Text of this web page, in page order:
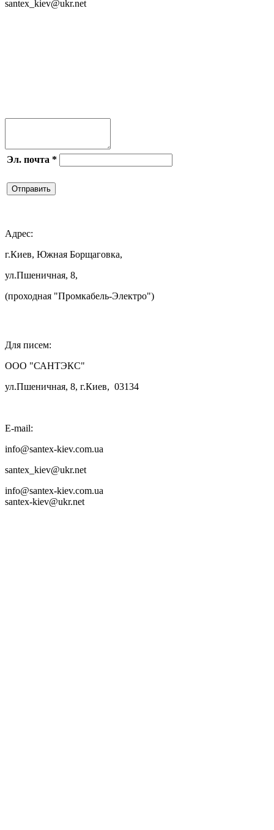
santex_kiev@ukr.net
Эл. почта *
Отправить
Адрес:
г.Киев, Южная Борщаговка,
ул.Пшеничная, 8,
(проходная "Промкабель-Электро")
Для писем:
ООО "САНТЭКС"
ул.Пшеничная, 8, г.Киев, 03134
E-mail:
info@santex-kiev.com.ua
santex_kiev@ukr.net
info@santex-kiev.com.ua
santex-kiev@ukr.net